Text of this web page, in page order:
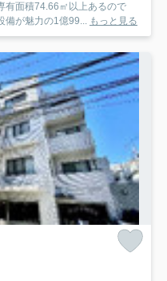
有面積74.66㎡以上あるので
備が魅力の1億99... もっと見る